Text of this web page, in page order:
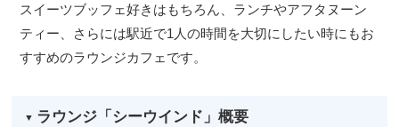
スイーツブッフェ好きはもちろん、ランチやアフタヌーン
ティー、さらには駅近で1人の時間を大切にしたい時にもお
すすめのラウンジカフェです。
ラウンジ「シーウインド」概要